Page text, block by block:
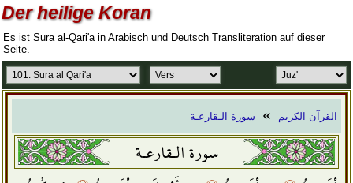
Der heilige Koran
Es ist Sura al-Qari'a in Arabisch und Deutsch Transliteration auf dieser
Seite.
القرآن الكريم » سورة الـقارعـة
سورة الـقارعـة